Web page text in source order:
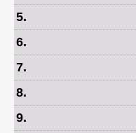
5.
6.
7.
8.
9.